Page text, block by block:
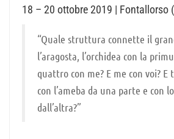
18 – 20 ottobre 2019 | Fontallorso
“Quale struttura connette il
l’aragosta, l’orchidea con la
quattro con me? E me con voi?
con l’ameba da una parte e con
dall’altra?”